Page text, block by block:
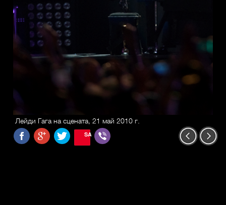
Лейди Гага на сцената, 21 май 2010 г.
SAVE